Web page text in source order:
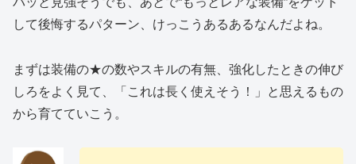
して後悔するパターン、けっこうあるあるなんだよね。
まずは装備の★の数やスキルの有無、強化したときの伸び
しろをよく見て、「これは長く使えそう！」と思えるもの
から育てていこう。